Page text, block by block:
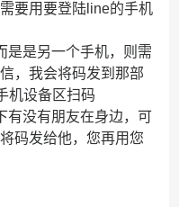
要用要登陆line的手机
是是另一个手机，则需
，我会将码发到那部
机设备区扫码
有没有朋友在身边，可
码发给他，您再用您